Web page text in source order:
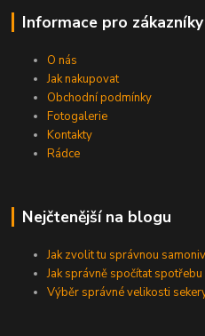
Informace pro zákazníky
O nás
Jak nakupovat
Obchodní podmínky
Fotogalerie
Kontakty
Rádce
Nejčtenější na blogu
Jak zvolit tu správnou
Jak správně spočítat
Výběr správné velikosti